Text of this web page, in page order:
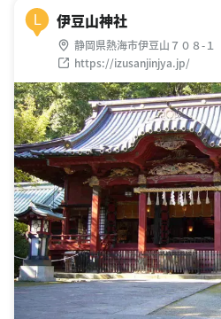
L 伊豆山神社
静岡県熱海市伊豆山７０８-１
https://izusanjinjya.jp/